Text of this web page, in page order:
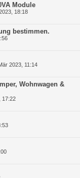
Module
18:18
bestimmen.
2023, 11:14
Wohnwagen &
17:22